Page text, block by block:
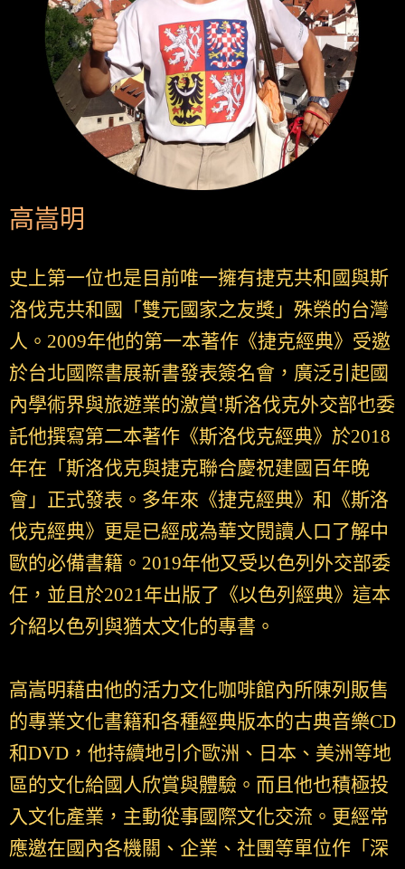
高嵩明
史上第一位也是目前唯一擁有捷克共和國與斯
洛伐克共和國「雙元國家之友獎」殊榮的台灣
人。2009年他的第一本著作《捷克經典》受邀
於台北國際書展新書發表簽名會，廣泛引起國
內學術界與旅遊業的激賞!斯洛伐克外交部也委
託他撰寫第二本著作《斯洛伐克經典》於2018
年在「斯洛伐克與捷克聯合慶祝建國百年晚
會」正式發表。多年來《捷克經典》和《斯洛
伐克經典》更是已經成為華文閱讀人口了解中
歐的必備書籍。2019年他又受以色列外交部委
任，並且於2021年出版了《以色列經典》這本
介紹以色列與猶太文化的專書。
高嵩明藉由他的活力文化咖啡館內所陳列販售
的專業文化書籍和各種經典版本的古典音樂CD
和DVD，他持續地引介歐洲、日本、美洲等地
區的文化給國人欣賞與體驗。而且他也積極投
入文化產業，主動從事國際文化交流。更經常
應邀在國內各機關、企業、社團等單位作「深